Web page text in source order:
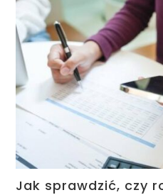
Jak sprawdzić, czy